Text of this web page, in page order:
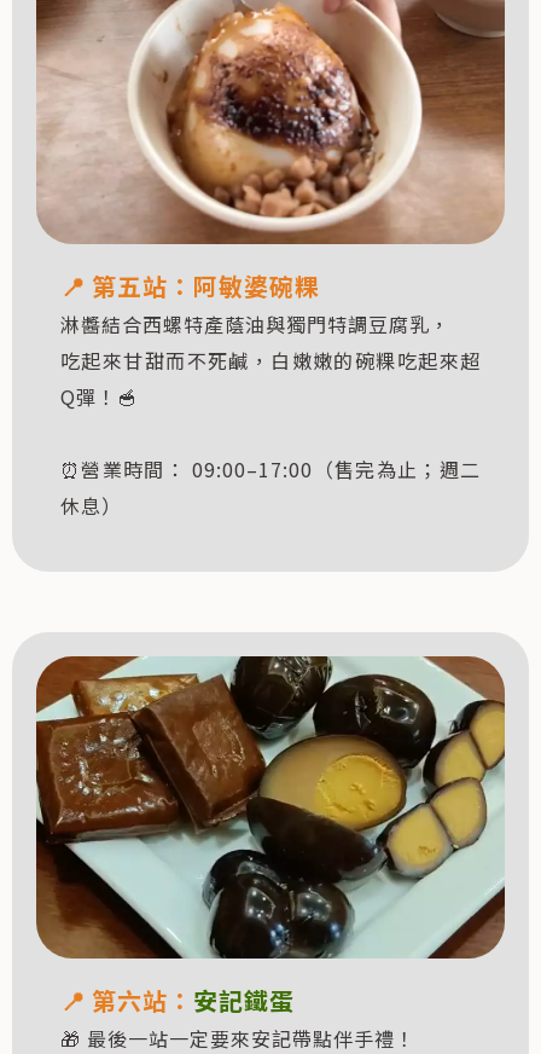
📍 第五站：阿敏婆碗粿
淋醬結合西螺特產蔭油與獨門特調豆腐乳，
吃起來甘甜而不死鹹，白嫩嫩的碗粿吃起來超
Q彈！🥣
⏰營業時間： 09:00–17:00（售完為止；週二
休息）
📍 第六站： 安記鐵蛋
🎁 最後一站一定要來安記帶點伴手禮！